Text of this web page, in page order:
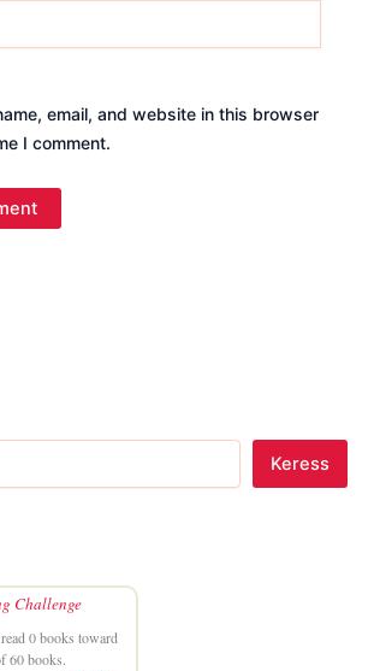
email, and website in this browser
I comment.
Keress
Challenge
0 books toward
60 books.